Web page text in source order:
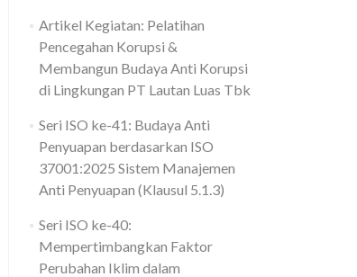
Artikel Kegiatan: Pelatihan
Pencegahan Korupsi &
Membangun Budaya Anti Korupsi
di Lingkungan PT Lautan Luas Tbk
Seri ISO ke-41: Budaya Anti
Penyuapan berdasarkan ISO
37001:2025 Sistem Manajemen
Anti Penyuapan (Klausul 5.1.3)
Seri ISO ke-40:
Mempertimbangkan Faktor
Perubahan Iklim dalam